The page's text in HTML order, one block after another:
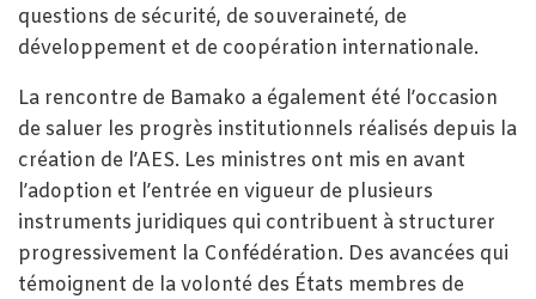
questions de sécurité, de souveraineté, de
développement et de coopération internationale.
La rencontre de Bamako a également été l’occasion
de saluer les progrès institutionnels réalisés depuis la
création de l’AES. Les ministres ont mis en avant
l’adoption et l’entrée en vigueur de plusieurs
instruments juridiques qui contribuent à structurer
progressivement la Confédération. Des avancées qui
témoignent de la volonté des États membres de